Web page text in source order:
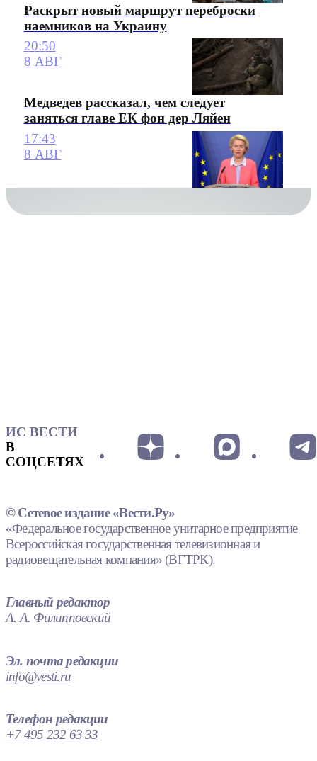
Раскрыт новый маршрут переброски
наемников на Украину
20:50
8 АВГ
Медведев рассказал, чем следует
заняться главе ЕК фон дер Ляйен
17:43
8 АВГ
ИС ВЕСТИ
В
СОЦСЕТЯХ
© Сетевое издание «Вести.Ру»
«Федеральное государственное унитарное предприятие
Всероссийская государственная телевизионная и
радиовещательная компания» (ВГТРК).
Главный редактор
А. А. Филипповский
Эл. почта редакции
info@vesti.ru
Телефон редакции
+7 495 232 63 33